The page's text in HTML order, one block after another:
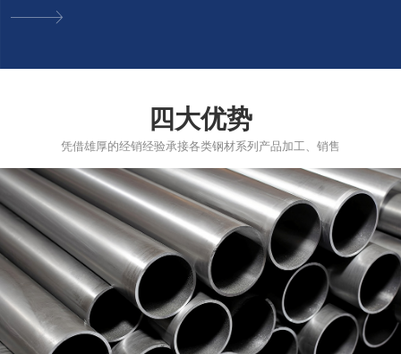
四大优势
凭借雄厚的经销经验承接各类钢材系列产品加工、销售